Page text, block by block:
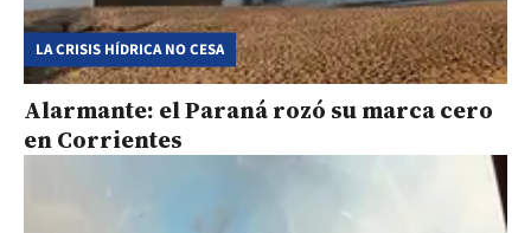
LA CRISIS HÍDRICA NO CESA
Alarmante: el Paraná rozó su marca cero
en Corrientes